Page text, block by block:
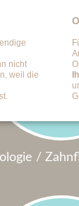
/
nicht
weil die